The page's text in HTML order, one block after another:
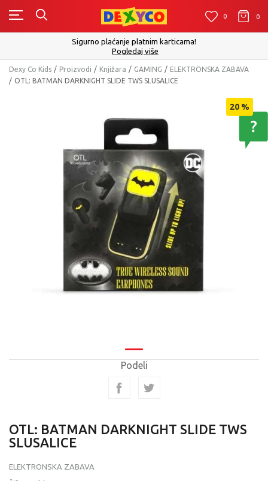
0 0
Sigurno plaćanje platnim karticama!
Pogledaj više
Dexy Co Kids Proizvodi Knjižara GAMING
ELEKTRONSKA ZABAVA
OTL: BATMAN DARKNIGHT SLIDE TWS SLUSALICE
20 %
Podeli
OTL: BATMAN DARKNIGHT SLIDE TWS
SLUSALICE
ELEKTRONSKA ZABAVA